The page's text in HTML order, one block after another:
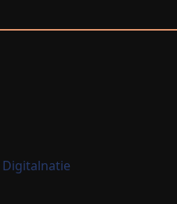
Digitalnatie